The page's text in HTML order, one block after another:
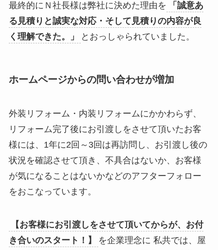
最終的にＮ社長様は弊社に決めた理由を
「誠意あ
る見積りと誠実な対応・そして見積りの内容が良
く理解できた。」
とおっしゃられていました。
ホームページからの問い合わせが増加
外装リフォーム・内装リフォームにかかわらず、
リフォーム完了後にお引渡しをさせて頂いたお客
様には、1年に2回～3回は再訪問し、お引渡し後の
状況を確認させて頂き、不具合はないか、お客様
が気になることはないかなどのアフターフォロー
をおこなっています。
【お客様にお引渡しをさせて頂いてからが、お付
き合いのスタート！】
を企業理念に 私共では、屋